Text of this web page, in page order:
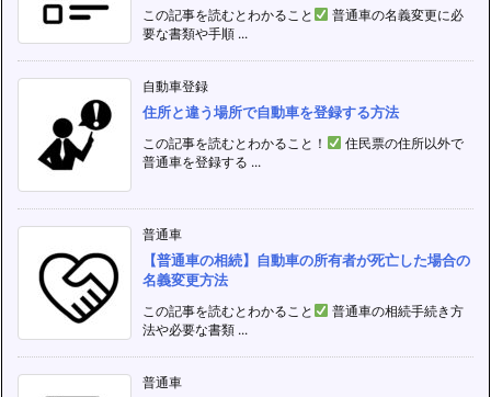
この記事を読むとわかること
普通車の名義変更に必
要な書類や手順 ...
自動車登録
住所と違う場所で自動車を登録する方法
この記事を読むとわかること！
住民票の住所以外で
普通車を登録する ...
普通車
【普通車の相続】自動車の所有者が死亡した場合の
名義変更方法
この記事を読むとわかること
普通車の相続手続き方
法や必要な書類 ...
普通車